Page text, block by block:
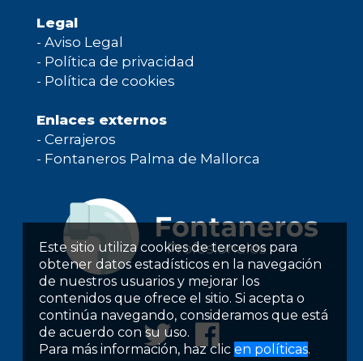
Este sitio utiliza cookies de terceros para
obtener datos estadísticos en la navegación
de nuestros usuarios y mejorar los
contenidos que ofrece el sitio. Si acepta o
continúa navegando, consideramos que está
de acuerdo con su uso.
Para más información, haz clic en políticas.
Legal
- Aviso Legal
- Política de privacidad
- Política de cookies
Enlaces externos
- Cerrajeros
- Fontaneros Palma de Mallorca